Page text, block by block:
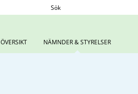
Sök
ÖVERSIKT NÄMNDER & STYRELSER